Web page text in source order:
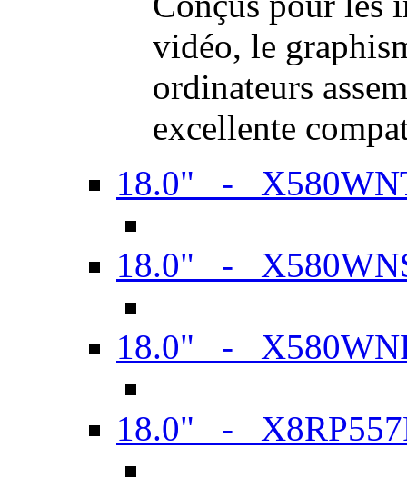
vidéo, le
ordinateurs
excellente
18.0" -
18.0" -
18.0" -
18.0" -